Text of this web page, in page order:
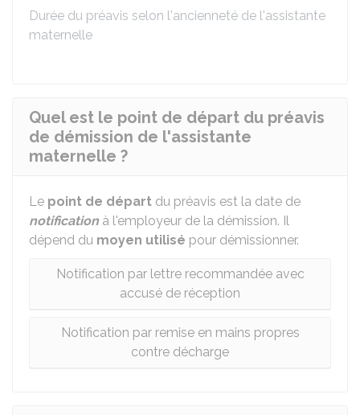
Durée du préavis selon l'ancienneté de l'assistante
maternelle
Quel est le point de départ du préavis
de démission de l'assistante
maternelle ?
Le point de départ du préavis est la date de
notificationà l'employeur de la démission. Il
dépend du moyen utilisé pour démissionner.
Notification par lettre recommandée avec
accusé de réception
Notification par remise en mains propres
contre décharge